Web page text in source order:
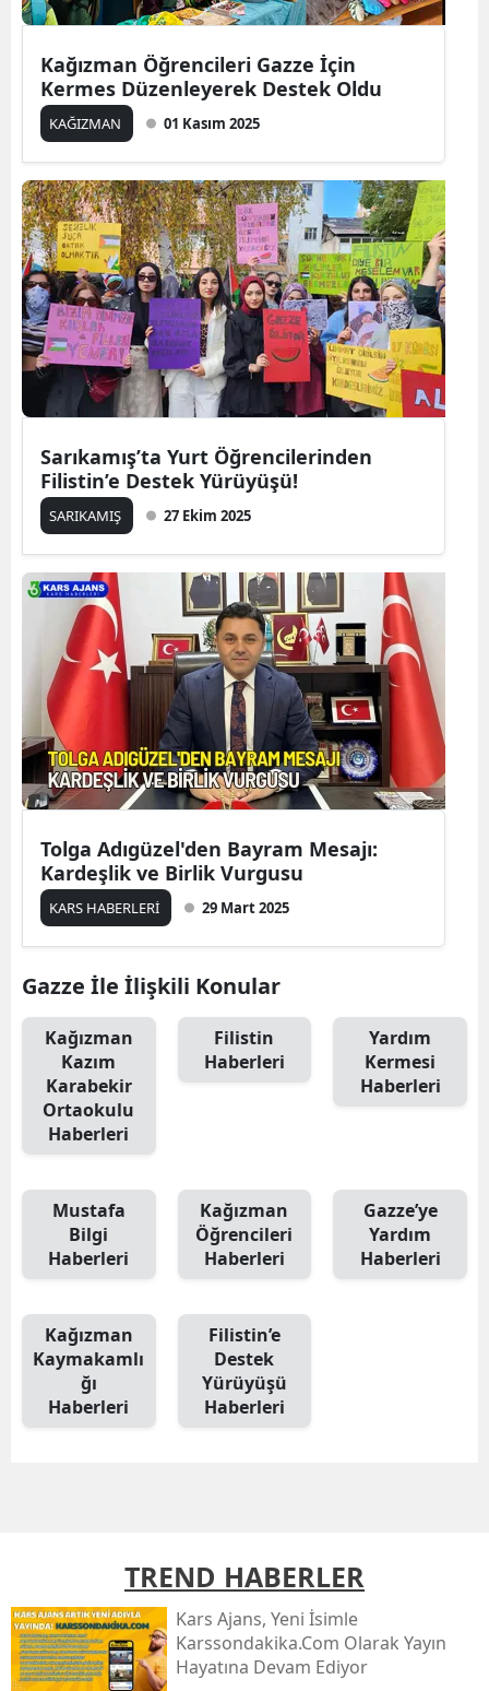
Çanakkale
Çankırı
Denizli
Diyarbakır
Edirne
Elazığ
Erzincan
Erzurum
Hakkari
Hatay
Isparta
Mersin
İstanbul
Kırşehir
Kütahya
Malatya
Manisa
Ordu
Rize
Sakarya
Kağızman Öğrencileri Gazze İçin
Kermes Düzenleyerek Destek Oldu
KAĞIZMAN 01 Kasım 2025
Sarıkamış’ta Yurt Öğrencilerinden
Filistin’e Destek Yürüyüşü!
SARIKAMIŞ 27 Ekim 2025
Tolga Adıgüzel'den Bayram Mesajı:
Kardeşlik ve Birlik Vurgusu
KARS HABERLERİ 29 Mart 2025
Gazze İle İlişkili Konular
Kağızman
Kazım
Karabekir
Ortaokulu
Haberleri
Filistin
Haberleri
Yardım
Kermesi
Haberleri
Mustafa
Bilgi
Haberleri
Kağızman
Öğrencileri
Haberleri
Gazze’ye
Yardım
Haberleri
Kağızman
Kaymakamlı
ğı
Haberleri
Filistin’e
Destek
Yürüyüşü
Haberleri
TREND HABERLER
Kars Ajans, Yeni İsimle
Karssondakika.com Olarak Yayın
Hayatına Devam Ediyor